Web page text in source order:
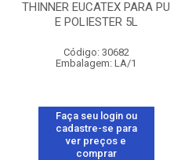
THINNER EUCATEX PARA PU
E POLIESTER 5L
Código: 30682
Embalagem: LA/1
Faça seu login ou
cadastre-se para
ver preços e
comprar